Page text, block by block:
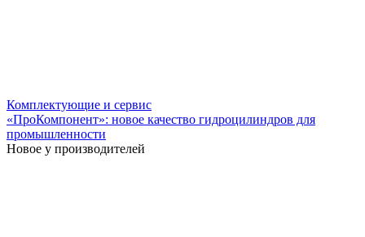
Комплектующие и сервис
«ПроКомпонент»: новое качество гидроцилиндров для
промышленности
Новое у производителей